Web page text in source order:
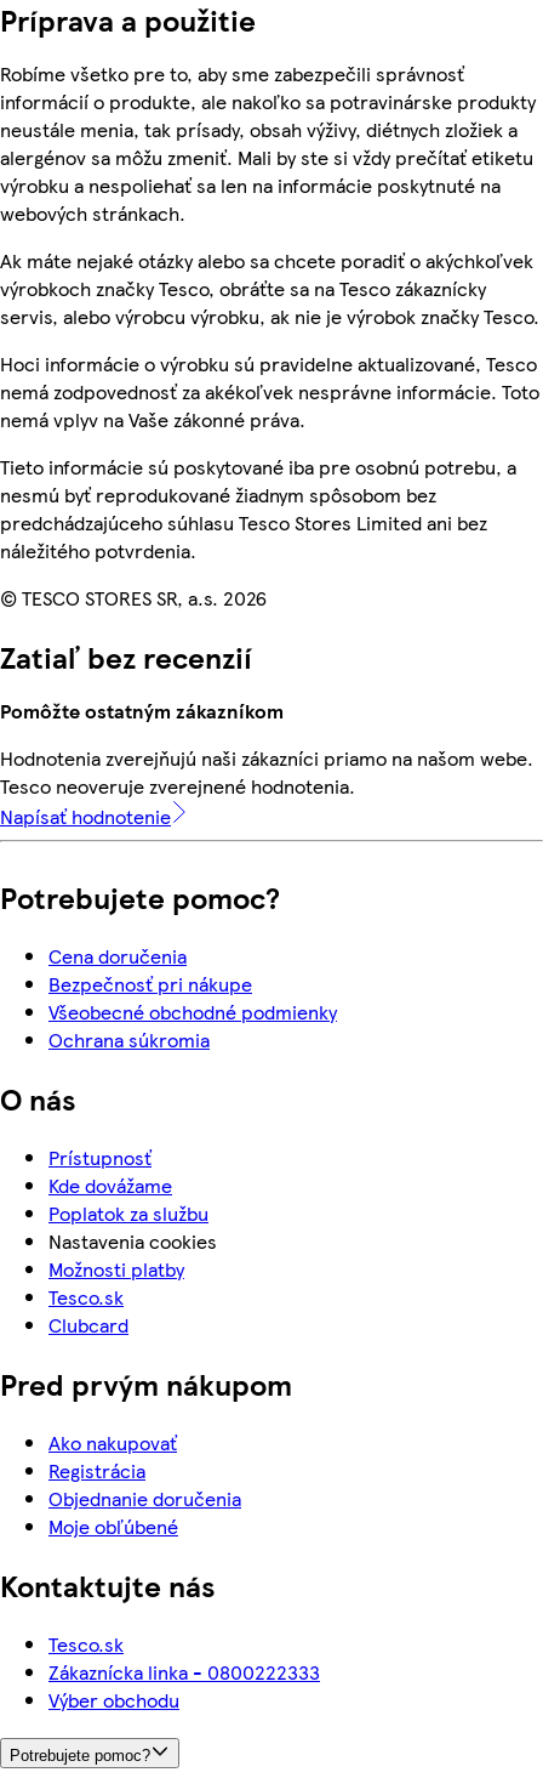
Príprava a použitie
Robíme všetko pre to, aby sme zabezpečili správnosť
informácií o produkte, ale nakoľko sa potravinárske produkty
neustále menia, tak prísady, obsah výživy, diétnych zložiek a
alergénov sa môžu zmeniť. Mali by ste si vždy prečítať etiketu
výrobku a nespoliehať sa len na informácie poskytnuté na
webových stránkach.
Ak máte nejaké otázky alebo sa chcete poradiť o akýchkoľvek
výrobkoch značky Tesco, obráťte sa na Tesco zákaznícky
servis, alebo výrobcu výrobku, ak nie je výrobok značky Tesco.
Hoci informácie o výrobku sú pravidelne aktualizované, Tesco
nemá zodpovednosť za akékoľvek nesprávne informácie. Toto
nemá vplyv na Vaše zákonné práva.
Tieto informácie sú poskytované iba pre osobnú potrebu, a
nesmú byť reprodukované žiadnym spôsobom bez
predchádzajúceho súhlasu Tesco Stores Limited ani bez
náležitého potvrdenia.
© TESCO STORES SR, a.s. 2026
Zatiaľ bez recenzií
Pomôžte ostatným zákazníkom
Hodnotenia zverejňujú naši zákazníci priamo na našom webe.
Tesco neoveruje zverejnené hodnotenia.
Napísať hodnotenie
Potrebujete pomoc?
Cena doručenia
Bezpečnosť pri nákupe
Všeobecné obchodné podmienky
Ochrana súkromia
O nás
Prístupnosť
Kde dovážame
Poplatok za službu
Nastavenia cookies
Možnosti platby
Tesco.sk
Clubcard
Pred prvým nákupom
Ako nakupovať
Registrácia
Objednanie doručenia
Moje obľúbené
Kontaktujte nás
Tesco.sk
Zákaznícka linka - 0800222333
Výber obchodu
Potrebujete pomoc?